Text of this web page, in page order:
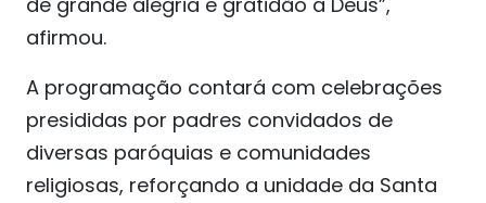
afirmou.
A programação contará com celebrações
presididas por padres convidados de
diversas paróquias e comunidades
religiosas, reforçando a unidade da Santa